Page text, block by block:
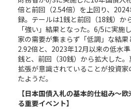
倍と前回（2.54倍）を上回り、
録。テールは1銭と前回（18銭）か
「強い」結果となった。6/5に実施
家の需要が集まらず「低調」な結
2.92倍と、2023年12月以来の低水
銭と、前回（30銭）から拡大した
拡張が意識されていることが投資
たようだ。
【日本国債入札の基本的仕組み～
る重要イベント】